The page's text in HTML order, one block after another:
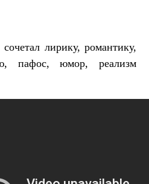
лирику, романтику,
пафос, юмор, реализм